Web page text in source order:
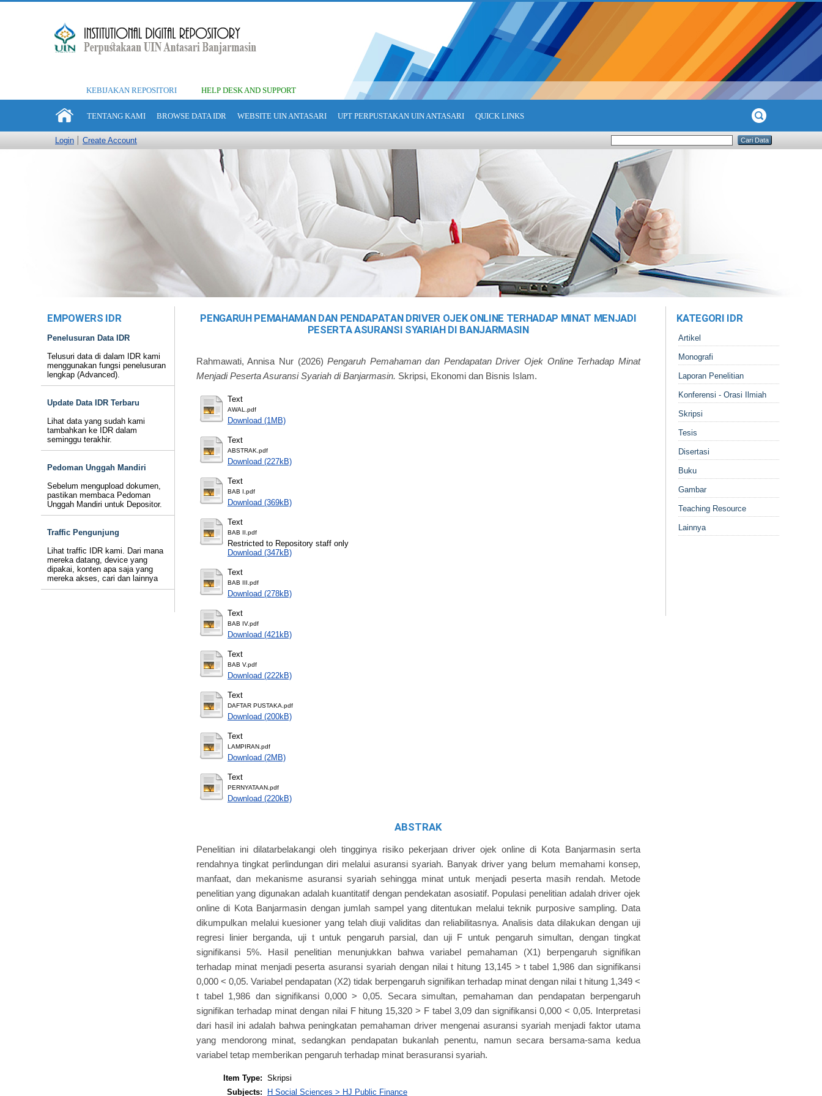
KEBIJAKAN REPOSITORI HELP DESK AND SUPPORT
TENTANG KAMI BROWSE DATA IDR WEBSITE UIN ANTASARI UPT PERPUSTAKAN UIN ANTASARI QUICK LINKS
Login Create Account
EMPOWERS IDR
Penelusuran Data IDR
Telusuri data di dalam IDR kami
menggunakan fungsi penelusuran
lengkap (Advanced).
Update Data IDR Terbaru
Lihat data yang sudah kami
tambahkan ke IDR dalam
seminggu terakhir.
Pedoman Unggah Mandiri
Sebelum mengupload dokumen,
pastikan membaca Pedoman
Unggah Mandiri untuk Depositor.
Traffic Pengunjung
Lihat traffic IDR kami. Dari mana
mereka datang, device yang
dipakai, konten apa saja yang
mereka akses, cari dan lainnya
PENGARUH PEMAHAMAN DAN PENDAPATAN DRIVER OJEK ONLINE TERHADAP MINAT MENJADI
PESERTA ASURANSI SYARIAH DI BANJARMASIN
Rahmawati, Annisa Nur (2026)Pengaruh Pemahaman dan Pendapatan Driver Ojek Online Terhadap Minat
Menjadi Peserta Asuransi Syariah di Banjarmasin. Skripsi, Ekonomi dan Bisnis Islam.
Text
AWAL.pdf
Download (1MB)
Text
ABSTRAK.pdf
Download (227kB)
Text
BAB I.pdf
Download (369kB)
Text
BAB II.pdf
Restricted to Repository staff only
Download (347kB)
Text
BAB III.pdf
Download (278kB)
Text
BAB IV.pdf
Download (421kB)
Text
BAB V.pdf
Download (222kB)
Text
DAFTAR PUSTAKA.pdf
Download (200kB)
Text
LAMPIRAN.pdf
Download (2MB)
Text
PERNYATAAN.pdf
Download (220kB)
ABSTRAK
Penelitian ini dilatarbelakangi oleh tingginya risiko pekerjaan driver ojek online di Kota Banjarmasin serta
rendahnya tingkat perlindungan diri melalui asuransi syariah. Banyak driver yang belum memahami konsep,
manfaat, dan mekanisme asuransi syariah sehingga minat untuk menjadi peserta masih rendah. Metode
penelitian yang digunakan adalah kuantitatif dengan pendekatan asosiatif. Populasi penelitian adalah driver ojek
online di Kota Banjarmasin dengan jumlah sampel yang ditentukan melalui teknik purposive sampling. Data
dikumpulkan melalui kuesioner yang telah diuji validitas dan reliabilitasnya. Analisis data dilakukan dengan uji
regresi linier berganda, uji t untuk pengaruh parsial, dan uji F untuk pengaruh simultan, dengan tingkat
signifikansi 5%. Hasil penelitian menunjukkan bahwa variabel pemahaman (X1) berpengaruh signifikan
terhadap minat menjadi peserta asuransi syariah dengan nilai t hitung 13,145 > t tabel 1,986 dan signifikansi
0,000 < 0,05. Variabel pendapatan (X2) tidak berpengaruh signifikan terhadap minat dengan nilai t hitung 1,349 <
t tabel 1,986 dan signifikansi 0,000 > 0,05. Secara simultan, pemahaman dan pendapatan berpengaruh
signifikan terhadap minat dengan nilai F hitung 15,320 > F tabel 3,09 dan signifikansi 0,000 < 0,05. Interpretasi
dari hasil ini adalah bahwa peningkatan pemahaman driver mengenai asuransi syariah menjadi faktor utama
yang mendorong minat, sedangkan pendapatan bukanlah penentu, namun secara bersama-sama kedua
variabel tetap memberikan pengaruh terhadap minat berasuransi syariah.
Item Type: Skripsi
Subjects:
H Social Sciences > HJ Public Finance
KATEGORI IDR
Artikel
Monografi
Laporan Penelitian
Konferensi - Orasi Ilmiah
Skripsi
Tesis
Disertasi
Buku
Gambar
Teaching Resource
Lainnya